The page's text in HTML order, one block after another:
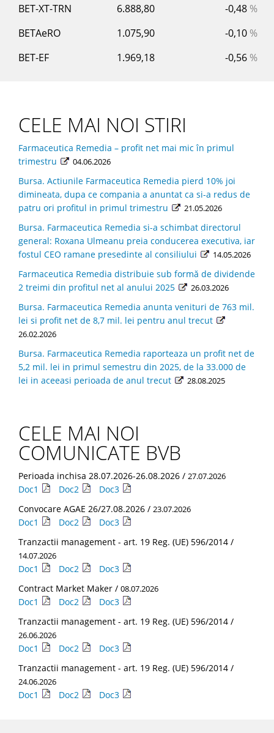
BET-XT-TRN 6.888,80 -0,48 %
BETAeRO
1.075,90 -0,10 %
BET-EF
1.969,18 -0,56 %
CELE MAI NOI STIRI
Farmaceutica Remedia – profit net mai mic în primul
trimestru
04.06.2026
Bursa. Actiunile Farmaceutica Remedia pierd 10% joi
dimineata, dupa ce compania a anuntat ca si-a redus de
patru ori profitul in primul trimestru
21.05.2026
Bursa. Farmaceutica Remedia si-a schimbat directorul
general: Roxana Ulmeanu preia conducerea executiva, iar
fostul CEO ramane presedinte al consiliului
14.05.2026
Farmaceutica Remedia distribuie sub formă de dividende
2 treimi din profitul net al anului 2025
26.03.2026
Bursa. Farmaceutica Remedia anunta venituri de 763 mil.
lei si profit net de 8,7 mil. lei pentru anul trecut
26.02.2026
Bursa. Farmaceutica Remedia raporteaza un profit net de
5,2 mil. lei in primul semestru din 2025, de la 33.000 de
lei in aceeasi perioada de anul trecut
28.08.2025
CELE MAI NOI
COMUNICATE BVB
Perioada inchisa 28.07.2026-26.08.2026 / 27.07.2026
Doc1 Doc2
Doc3
Convocare AGAE 26/27.08.2026 / 23.07.2026
Doc1 Doc2
Doc3
Tranzactii management - art. 19 Reg. (UE) 596/2014 /
14.07.2026
Doc1 Doc2
Doc3
Contract Market Maker / 08.07.2026
Doc1 Doc2
Doc3
Tranzactii management - art. 19 Reg. (UE) 596/2014 /
26.06.2026
Doc1 Doc2
Doc3
Tranzactii management - art. 19 Reg. (UE) 596/2014 /
24.06.2026
Doc1 Doc2 Doc3